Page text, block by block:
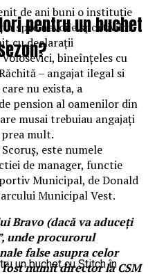
de ani buni o instituţie
spre nevoile sportivilor
cu declaraţii
bineînţeles cu
– angajat ilegal si
nu exista, a
pension al oamenilor din
musai trebuiau angajaţi
mult.
este numele
de manager, functie
Municipal, de Donald
Municipal Vest.
Bravo (dacă va aduceți
unde procurorul
false asupra celor
fost numit director la CSM
pentru un buchet